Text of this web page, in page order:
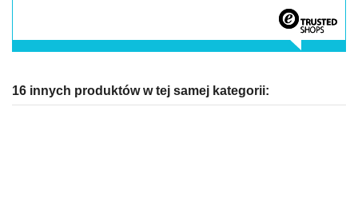
16 innych produktów w tej samej kategorii: